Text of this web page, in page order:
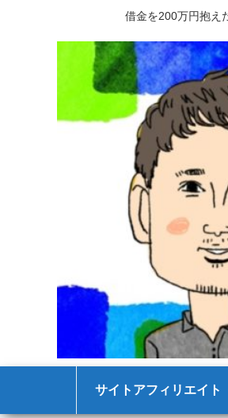
借金を200万円抱え
サイトアフィリエイト